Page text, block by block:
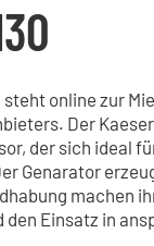
online zur
Der Kaeser
der sich ideal
Genarator
machen
Einsatz in